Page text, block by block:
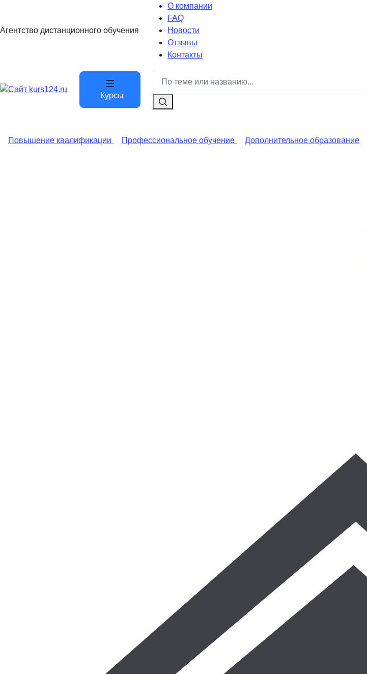
Агентство дистанционного обучения
О компании
FAQ
Новости
Отзывы
Контакты
Курсы
Повышение квалификации Профессиональное обучение Дополнительное образование